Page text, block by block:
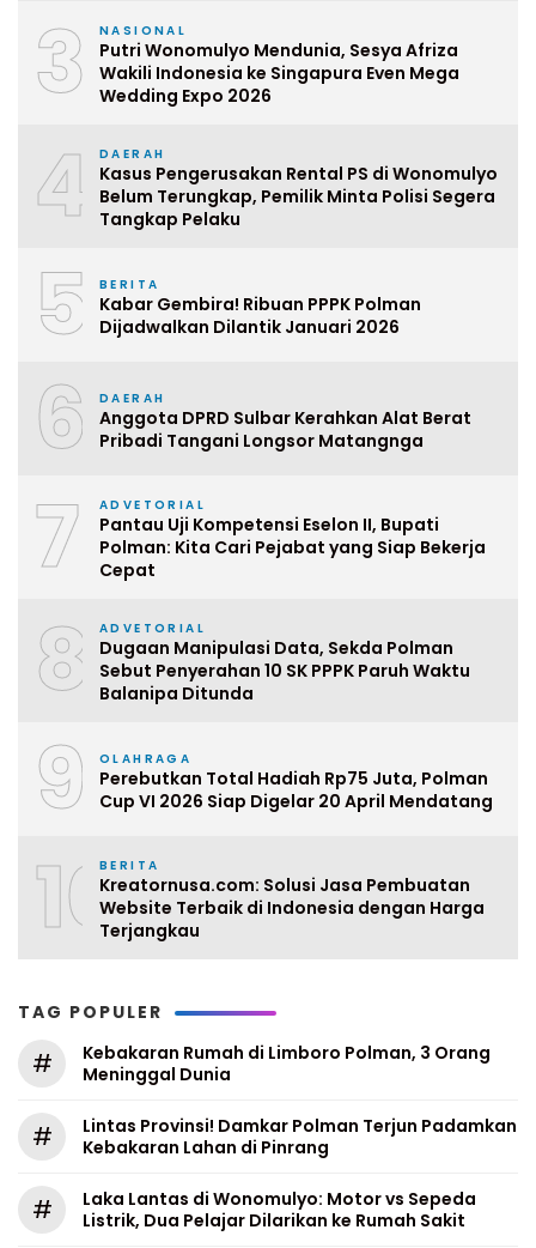
3 NASIONAL
Putri Wonomulyo Mendunia, Sesya Afriza
Wakili Indonesia ke Singapura Even Mega
Wedding Expo 2026
4 DAERAH
Kasus Pengerusakan Rental PS di Wonomulyo
Belum Terungkap, Pemilik Minta Polisi Segera
Tangkap Pelaku
5 BERITA
Kabar Gembira! Ribuan PPPK Polman
Dijadwalkan Dilantik Januari 2026
6 DAERAH
Anggota DPRD Sulbar Kerahkan Alat Berat
Pribadi Tangani Longsor Matangnga
7 ADVETORIAL
Pantau Uji Kompetensi Eselon II, Bupati
Polman: Kita Cari Pejabat yang Siap Bekerja
Cepat
8 ADVETORIAL
Dugaan Manipulasi Data, Sekda Polman
Sebut Penyerahan 10 SK PPPK Paruh Waktu
Balanipa Ditunda
9 OLAHRAGA
Perebutkan Total Hadiah Rp75 Juta, Polman
Cup VI 2026 Siap Digelar 20 April Mendatang
10BERITA
Kreatornusa.com: Solusi Jasa Pembuatan
Website Terbaik di Indonesia dengan Harga
Terjangkau
TAG POPULER
#
Kebakaran Rumah di Limboro Polman, 3 Orang
Meninggal Dunia
#
Lintas Provinsi! Damkar Polman Terjun Padamkan
Kebakaran Lahan di Pinrang
#
Laka Lantas di Wonomulyo: Motor vs Sepeda
Listrik, Dua Pelajar Dilarikan ke Rumah Sakit